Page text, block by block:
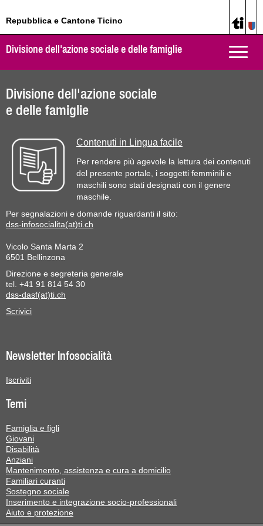
Repubblica e Cantone Ticino
Toggle
Divisione dell'azione sociale e delle famiglie
Divisione dell'azione sociale
e delle famiglie
Contenuti in Lingua facile
Per rendere più agevole la lettura dei contenuti
del presente portale, i soggetti femminili e
maschili sono stati designati con il genere
maschile.
Per segnalazioni e domande riguardanti il sito:
dss-infosocialita(at)ti.ch
Vicolo Santa Marta 2
6501 Bellinzona
Direzione e segreteria generale
tel. +41 91 814 54 30
dss-dasf(at)ti.ch
Scrivici
Newsletter Infosocialità
Iscriviti
Temi
Famiglia e figli
Giovani
Disabilità
Anziani
Mantenimento, assistenza e cura a domicilio
Familiari curanti
Sostegno sociale
Inserimento e integrazione socio-professionali
Aiuto e protezione